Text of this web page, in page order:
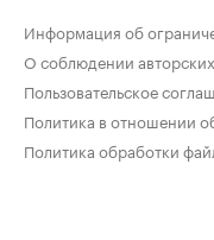
Информация об
О соблюдении
Пользовательское
Политика в отношении
Политика обработки